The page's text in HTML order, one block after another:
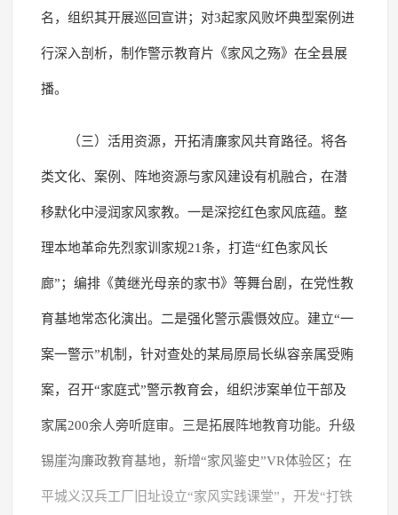
名，组织其开展巡回宣讲；对3起家风败坏典型案例进
行深入剖析，制作警示教育片《家风之殇》在全县展
播。
（三）活用资源，开拓清廉家风共育路径。将各
类文化、案例、阵地资源与家风建设有机融合，在潜
移默化中浸润家风家教。一是深挖红色家风底蕴。整
理本地革命先烈家训家规21条，打造“红色家风长
廊”；编排《黄继光母亲的家书》等舞台剧，在党性教
育基地常态化演出。二是强化警示震慑效应。建立“一
案一警示”机制，针对查处的某局原局长纵容亲属受贿
案，召开“家庭式”警示教育会，组织涉案单位干部及
家属200余人旁听庭审。三是拓展阵地教育功能。升级
锡崖沟廉政教育基地，新增“家风鉴史”VR体验区；在
平城义汉兵工厂旧址设立“家风实践课堂”，开发“打铁